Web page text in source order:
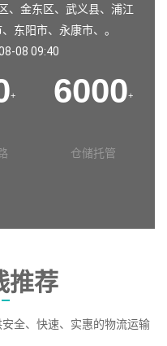
、 金东区、 武义县、 浦江
、 东阳市、 永康市、。
08 09:40
+ 6000+
仓储托管
推荐
全、快速、实惠的物流运输